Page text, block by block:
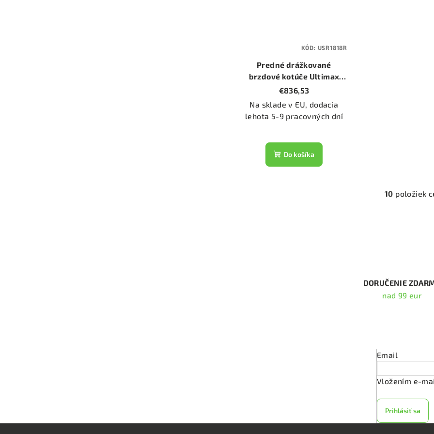
Predné drážkované
brzdové kotúče Ultimax
USR (USR1818R) (priemer
€836,53
Na sklade v EU, dodacia
lehota 5-9 pracovných dní
Do košíka
KÓD: USR1818R
O
c
i
v
k
y
ý
p
10 položiek
DORUČENIE
nad 99 eur
Email
Vložením e-
Prihlásiť sa